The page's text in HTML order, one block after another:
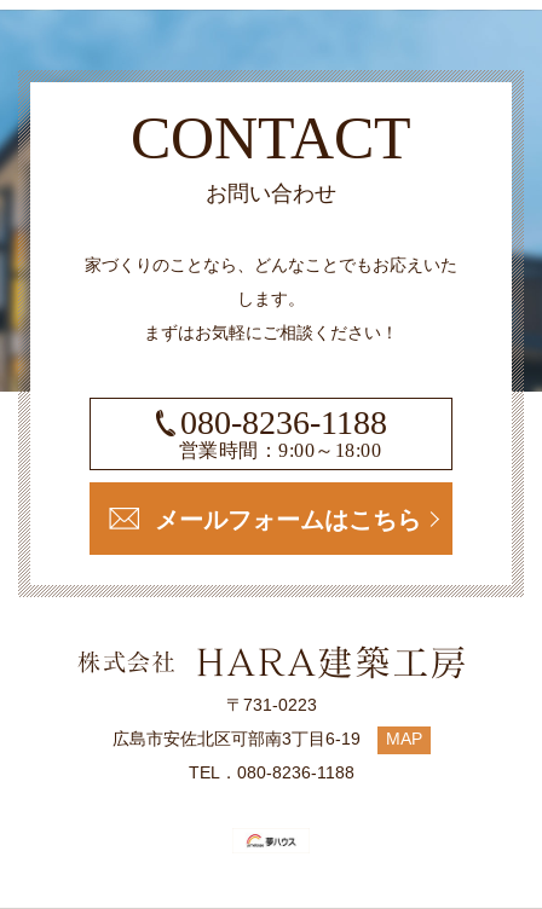
CONTACT
お問い合わせ
家づくりのことなら、どんなことでもお応えいた
します。
まずはお気軽にご相談ください！
080-8236-1188
営業時間：9:00～18:00
メールフォームはこちら
〒731-0223
広島市安佐北区可部南3丁目6-19
MAP
TEL．080-8236-1188